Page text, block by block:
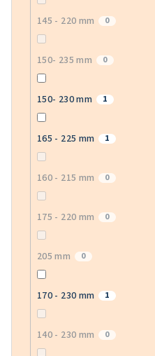
145 - 220 mm 0
150- 235 mm 0
150- 230 mm 1
165 - 225 mm 1
160 - 215 mm 0
175 - 220 mm 0
205 mm 0
170 - 230 mm 1
140 - 230 mm 0